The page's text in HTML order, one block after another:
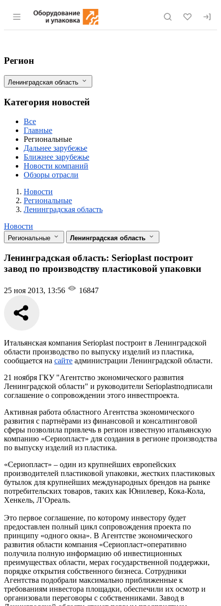
Раздел навигации по сайту eqinfo.ru
Ленинградская область: Serioplast
Фильтры
Регион
Ленинградская область
Категория новостей
Все
Главные
Региональные
Дальнее зарубежье
Ближнее зарубежье
Новости компаний
Обзоры отрасли
Новости
Разделы
Новости
Региональные
Ленинградская область
Новости
Региональные Ленинградская область
Ленинградская область: Serioplast построит
завод по производству пластиковой упаковки
25 ноя 2013, 13:56 16847
Итальянская компания Serioplast построит в Ленинградской
области производство по выпуску изделий из пластика,
сообщается на сайте администрации Ленинградской области.
21 ноября ГКУ "Агентство экономического развития
Ленинградской области" и руководители Serioplastподписали
соглашение о сопровождении этого инвестпроекта.
Активная работа областного Агентства экономического
развития с партнёрами из финансовой и консалтинговой
сферы позволила привлечь в регион известную итальянскую
компанию «Сериопласт» для создания в регионе производства
по выпуску изделий из пластика.
«Сериопласт» – один из крупнейших европейских
производителей пластиковой упаковки, жестких пластиковых
бутылок для крупнейших международных брендов на рынке
потребительских товаров, таких как Юнилевер, Кока-Кола,
Хенкель, Л’Ореаль.
Это первое соглашение, по которому инвестору будет
предоставлен полный цикл сопровождения проекта по
принципу «одного окна». В Агентстве экономического
развития области компания «Сериопласт»оперативно
получила полную информацию об инвестиционных
преимуществах области, мерах государственной поддержки,
порядке открытия собственного бизнеса. Сотрудники
Агентства подобрали максимально приближенные к
требованиям инвестора площадки, обеспечили их осмотр и
организовали переговоры с собственниками. Завод в